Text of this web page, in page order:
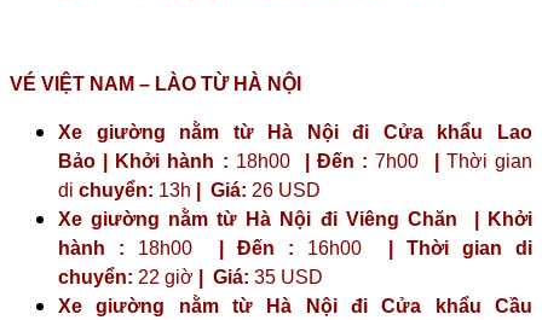
VÉ VIỆT NAM – LÀO TỪ HÀ NỘI
Xe giường nằm từ Hà Nội đi Cửa khẩu Lao
Bảo | Khởi hành : 18h00| Đến : 7h00
Thời gian
di chuyển: 13h Giá: 26 USD
Xe giường nằm từ Hà Nội đi Viêng Chăn | Khởi
hành : 18h00 | Đến : 16h00 | Thời gian di
chuyển: 22 giờ | Giá: 35 USD
Xe giường nằm từ Hà Nội đi Cửa khẩu Cầu